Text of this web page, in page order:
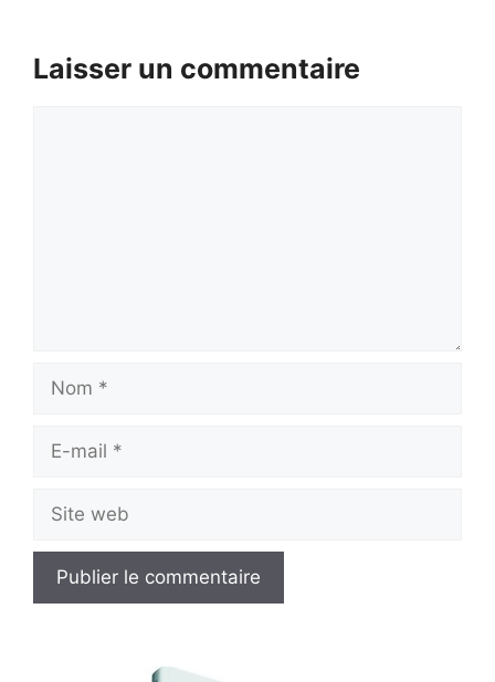
Laisser un commentaire
Nom
Site
web